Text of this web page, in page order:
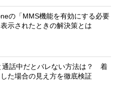
の「MMS機能を有効にする必要
示されたときの解決策とは
通話中だとバレない方法は？ 着
た場合の見え方を徹底検証